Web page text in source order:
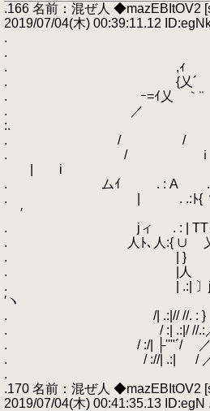
.166 名前：混ぜ人 ◆mazEBItOV2
2019/07/04(木) 00:39:11.12
.
.
. ,ｨ -‐…‐-
. {乂´ ｀
. ｰ=ｲ乂
.
:.
. / / ヽ
. / ｉ
| i
. ムｲ . : A . .:i
. | . .:ﾄ{ ヽ .: .:.
′
. jィ . : | TT＼ .
. 人ﾄ､人:{ ∪ 乂{.
. | } '
. |人 -
. | .:| 〕j : . _
′ヽ 「マジチ
. /| .:|// //. : }
. / :| .:|/ //.:／j . '/
. / :/| ├''"´/ ／ / .:/
. / ://| .:| / ／
.
.170 名前：混ぜ人 ◆mazEBItOV2
2019/07/04(木) 00:41:35.13 ID:egN